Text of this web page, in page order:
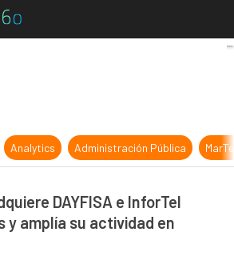
Nunsys Group adquiere DAYFISA
Analytics Administración Pública
DAYFISA e InforTel
y amplía su actividad en